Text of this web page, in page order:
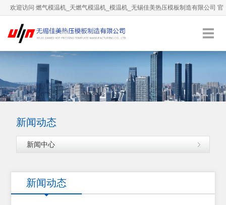
欢迎访问 燃气模温机_天燃气模温机_模温机_无锡佳美热压模板制造有限公司 官
方网站！
服务热线：0510-66892036 加入收藏
新闻动态
新闻中心
新闻动态